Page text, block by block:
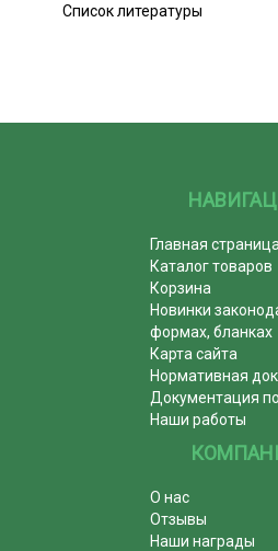
Список литературы
Главная страница
Каталог товаров
Корзина
Новинки
формах, бланках
Карта сайта
Нормативная
Документация
Наши работы
О нас
Отзывы
Наши награды